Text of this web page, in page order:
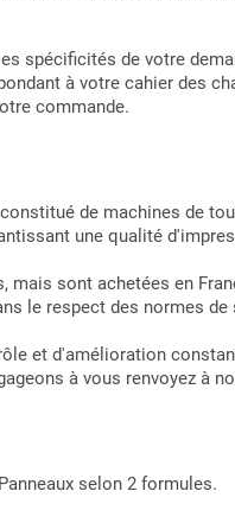
spécificités de votre
à votre cahier des
commande.
de machines de
une qualité
sont achetées en
le respect des normes
et d'amélioration
à vous renvoyez à
selon 2 formules.